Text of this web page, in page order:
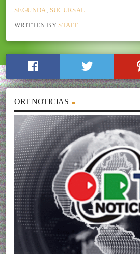
SEGUNDA
SUCURSAL
WRITTEN BY STAFF
ORT NOTICIAS